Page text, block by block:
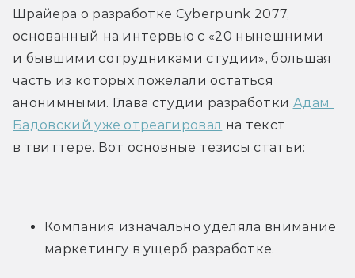
Шрайера о разработке Cyberpunk 2077,
основанный на интервью с «20 нынешними
и бывшими сотрудниками студии», большая
часть из которых пожелали остаться
анонимными. Глава студии разработки Адам
Бадовский уже отреагировал на текст
в твиттере. Вот основные тезисы статьи:
Компания изначально уделяла внимание
маркетингу в ущерб разработке.